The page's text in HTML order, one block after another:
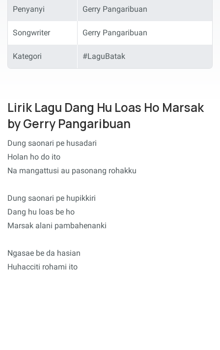
Penyanyi Gerry Pangaribuan
Songwriter Gerry Pangaribuan
Kategori #LaguBatak
Lirik Lagu Dang Hu Loas Ho Marsak
by Gerry Pangaribuan
Dung saonari pe husadari
Holan ho do ito
Na mangattusi au pasonang rohakku
Dung saonari pe hupikkiri
Dang hu loas be ho
Marsak alani pambahenanki
Ngasae be da hasian
Huhacciti rohami ito